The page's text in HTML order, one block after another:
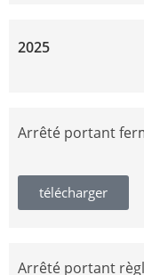
2025
Arrêté portant
télécharger
Arrêté portant